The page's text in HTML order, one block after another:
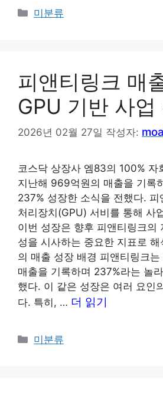
카
미분류
피앤티링크 매
GPU 기반 사업
2026년 02월 27일 작성자:
코스닥 상장사 엠83의 100% 자
지난해 969억원의 매출을 기록
237% 성장한 소식을 전했다. 피
처리장치(GPU) 서비를 통해 사
이번 성장은 향후 피앤티링크의
성을 시사하는 중요한 지표로
의 매출 성장 배경 피앤티링크
매출을 기록하며 237%라는 놀
했다. 이 같은 성장은 여러 요인
다. 특히, … 더 읽기
카
미분류